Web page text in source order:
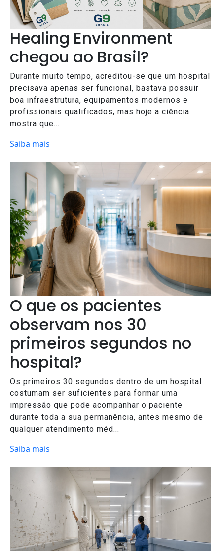
Healing Environment
chegou ao Brasil?
Durante muito tempo, acreditou-se que um hospital
precisava apenas ser funcional, bastava possuir
boa infraestrutura, equipamentos modernos e
profissionais qualificados, mas hoje a ciência
mostra que...
Saiba mais
O que os pacientes
observam nos 30
primeiros segundos no
hospital?
Os primeiros 30 segundos dentro de um hospital
costumam ser suficientes para formar uma
impressão que pode acompanhar o paciente
durante toda a sua permanência, antes mesmo de
qualquer atendimento méd...
Saiba mais